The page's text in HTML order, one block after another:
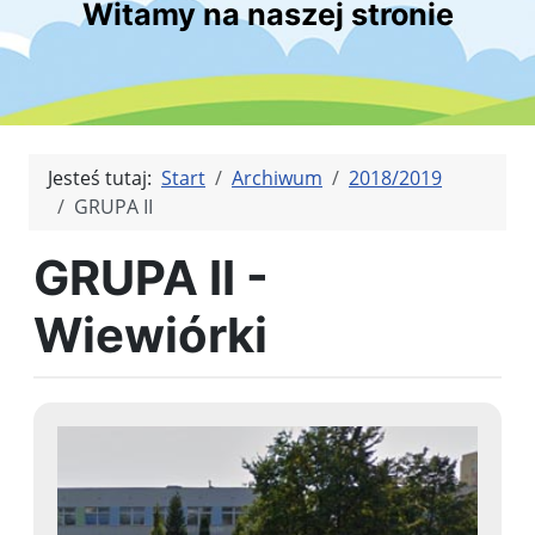
Witamy na naszej stronie
Jesteś tutaj: Start Archiwum
2018/2019
GRUPA II
GRUPA II -
Wiewiórki